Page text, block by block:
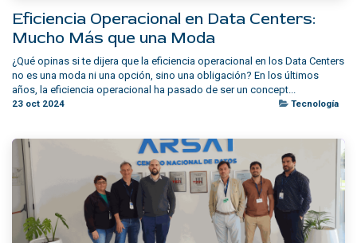
Eficiencia Operacional en Data Centers:
Mucho Más que una Moda
¿Qué opinas si te dijera que la eficiencia operacional en los Data Centers
no es una moda ni una opción, sino una obligación? En los últimos
años, la eficiencia operacional ha pasado de ser un concept...
23 oct 2024 Tecnología